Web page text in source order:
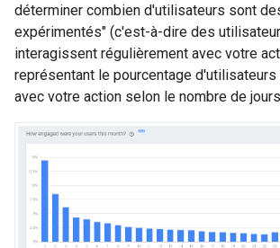
déterminer combien d'utilisateurs sont
expérimentés" (c'est-à-dire des
interagissent régulièrement avec votre
représentant le pourcentage
avec votre action selon le nombre de